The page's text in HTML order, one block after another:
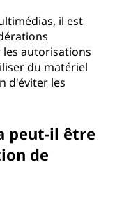
il est
autorisations
du matériel
d'éviter les
peut-il être
de